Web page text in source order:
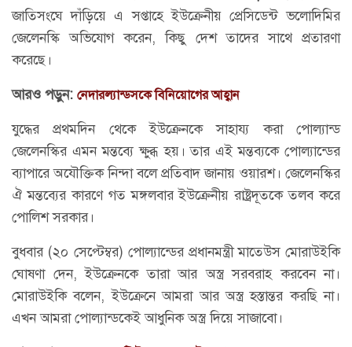
জাতিসংঘে দাঁড়িয়ে এ সপ্তাহে ইউক্রেনীয় প্রেসিডেন্ট ভলোদিমির
জেলেনস্কি অভিযোগ করেন, কিছু দেশ তাদের সাথে প্রতারণা
করেছে।
আরও পড়ুন: নেদারল্যান্ডসকে বিনিয়োগের আহ্বান
যুদ্ধের প্রথমদিন থেকে ইউক্রেনকে সাহায্য করা পোল্যান্ড
জেলেনস্কির এমন মন্তব্যে ক্ষুব্ধ হয়। তার এই মন্তব্যকে পোল্যান্ডের
ব্যাপারে অযৌক্তিক নিন্দা বলে প্রতিবাদ জানায় ওয়ারশ। জেলেনস্কির
ঐ মন্তব্যের কারণে গত মঙ্গলবার ইউক্রেনীয় রাষ্ট্রদূতকে তলব করে
পোলিশ সরকার।
বুধবার (২০ সেপ্টেম্বর) পোল্যান্ডের প্রধানমন্ত্রী মাতেউস মোরাউইকি
ঘোষণা দেন, ইউক্রেনকে তারা আর অস্ত্র সরবরাহ করবেন না।
মোরাউইকি বলেন, ইউক্রেনে আমরা আর অস্ত্র হস্তান্তর করছি না।
এখন আমরা পোল্যান্ডকেই আধুনিক অস্ত্র দিয়ে সাজাবো।